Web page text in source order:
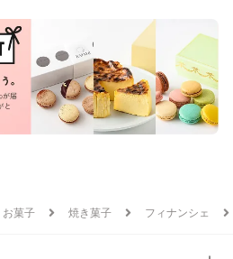
お菓子 焼き菓子 フィナンシェ